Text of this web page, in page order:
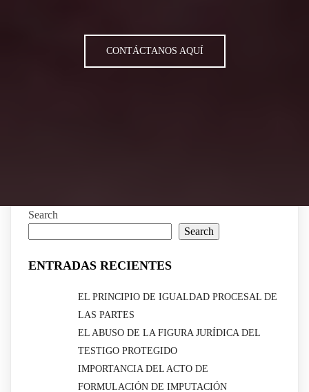
CONTÁCTANOS AQUÍ
Search
Search
ENTRADAS RECIENTES
EL PRINCIPIO DE IGUALDAD PROCESAL DE
LAS PARTES
EL ABUSO DE LA FIGURA JURÍDICA DEL
TESTIGO PROTEGIDO
IMPORTANCIA DEL ACTO DE
FORMULACIÓN DE IMPUTACIÓN